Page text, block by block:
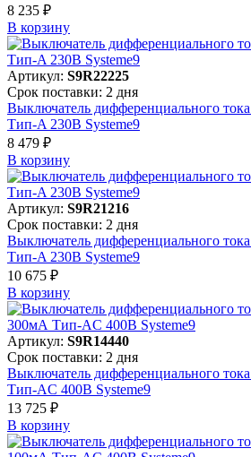
8 235 ₽
В корзинy
Артикул: S9R22225
Срок поставки: 2 дня
Выключатель дифференциального
Тип-A 230В Systeme9
8 479 ₽
В корзинy
Артикул: S9R21216
Срок поставки: 2 дня
Выключатель дифференциального
Тип-A 230В Systeme9
10 675 ₽
В корзинy
Артикул: S9R14440
Срок поставки: 2 дня
Выключатель дифференциального
Тип-AC 400В Systeme9
13 725 ₽
В корзинy